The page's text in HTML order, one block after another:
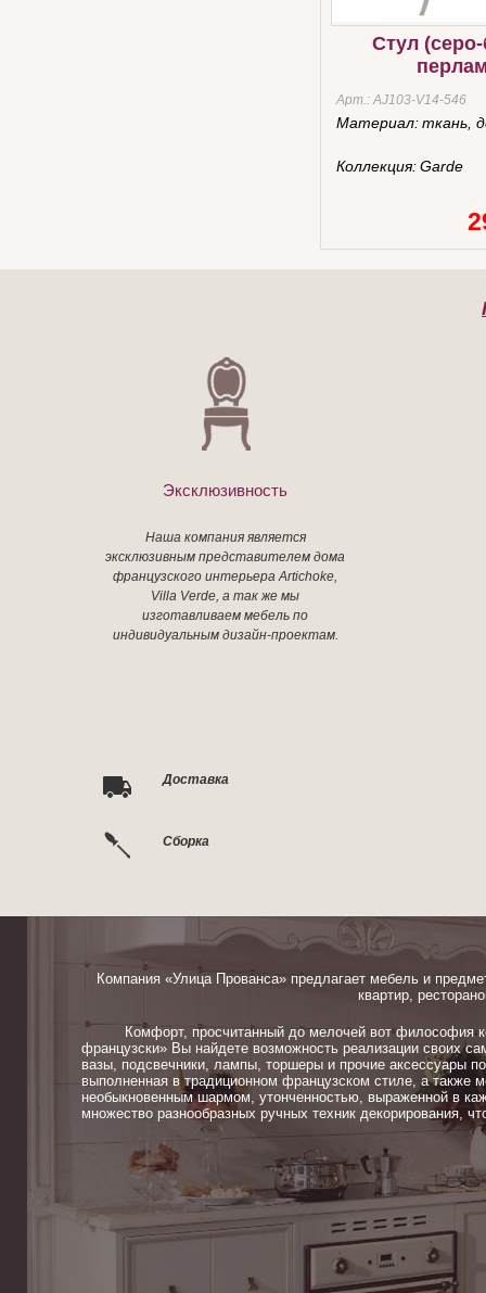
Стул
Арт.: AJ103-V14-546
Материал:ткань,
Коллекция:Garde
Эксклюзивность
Наша компания является
эксклюзивным представителем дома
французского интерьера Artichoke,
Villa Verde, а так же мы
изготавливаем мебель по
индивидуальным дизайн-проектам.
Доставка
Сборка
Компания «Улица Прованса» предлагает мебель и
квартир,
Комфорт, просчитанный до мелочей вот философия
французски» Вы найдете возможность реализации своих
вазы, подсвечники, лампы, торшеры и прочие аксессуары
выполненная в традиционном французском стиле, а также
необыкновенным шармом, утонченностью, выраженной в
множество разнообразных ручных техник декорирования,